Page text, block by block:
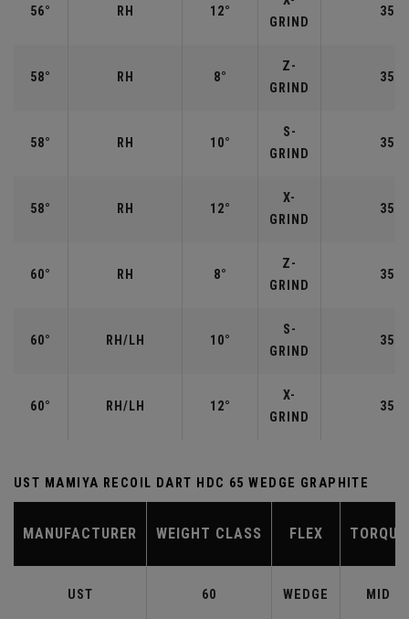
56° RH 12°
GRIND
58° RH 8°
Z-
GRIND
58° RH 10°
S-
GRIND
58° RH 12°
X-
GRIND
60° RH 8°
Z-
GRIND
60° RH/LH 10°
S-
GRIND
60° RH/LH 12°
X-
GRIND
UST MAMIYA RECOIL DART HDC 65 WEDGE GRAPHITE
MANUFACTURER WEIGHT CLASS FLEX TORQUE
UST 60 WEDGE MID